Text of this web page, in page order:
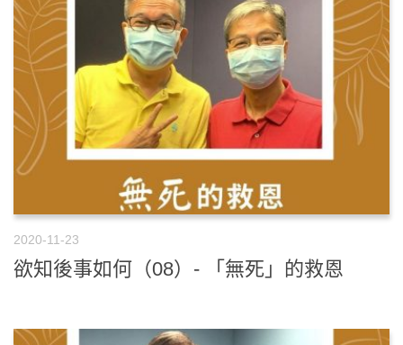
2020-11-23
欲知後事如何（08）- 「無死」的救恩